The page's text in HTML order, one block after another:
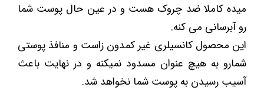
میده کاملا ضد چروک هست و در عین حال پوست شما
رو آبرسانی می کنه.
این محصول کانسیلری غیر کمدون زاست و منافذ پوستی
شمارو به هیچ عنوان مسدود نمیکنه و در نهایت باعث
آسیب رسیدن به پوست شما نخواهد شد.